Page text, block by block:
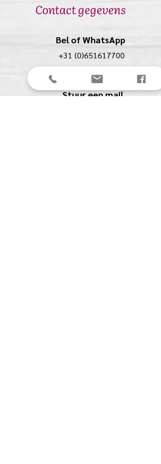
Contact gegevens
Bel of WhatsApp
+31 (0)651617700
Stuur een mail